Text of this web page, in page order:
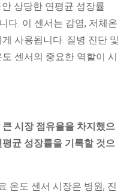
상당한 연평균 성장률
다. 이 센서는 감염, 저체온
사용됩니다. 질병 진단 및
센서의 중요한 역할이 시
시장 점유율을 차지했으
균 성장률을 기록할 것으
온도 센서 시장은 병원, 진